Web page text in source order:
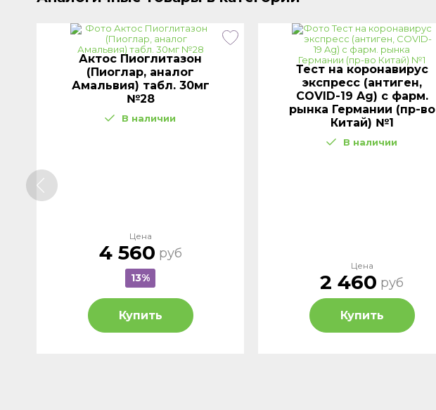
Актос Пиоглитазон
(Пиоглар, аналог
Амальвия) табл. 30мг
№28
В наличии
Цена
4 560 руб
13%
Купить
Тест на коронавирус
экспресс (антиген,
COVID-19 Ag) с фарм.
рынка Германии (пр-во
Китай) №1
В наличии
Цена
2 460 руб
Купить